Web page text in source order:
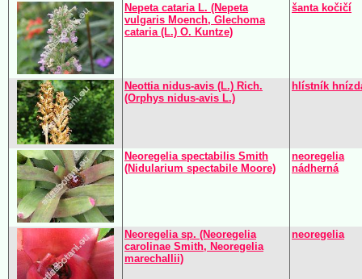
Nepeta cataria L. (Nepeta
vulgaris Moench, Glechoma
cataria (L.) O. Kuntze)
šanta kočičí
Neottia nidus-avis (L.) Rich.
(Orphys nidus-avis L.)
hlístník
Neoregelia spectabilis Smith
(Nidularium spectabile Moore)
neoregelia
nádherná
Neoregelia sp. (Neoregelia
carolinae Smith, Neoregelia
marechallii)
neoregelia